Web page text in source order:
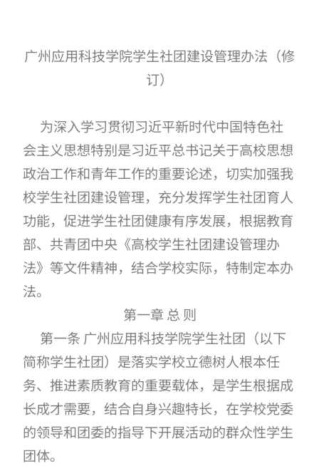
广州应用科技学院学生社团建设管理办法（修
订）
为深入学习贯彻习近平新时代中国特色社
会主义思想特别是习近平总书记关于高校思想
政治工作和青年工作的重要论述，切实加强我
校学生社团建设管理，充分发挥学生社团育人
功能，促进学生社团健康有序发展，根据教育
部、共青团中央《高校学生社团建设管理办
法》等文件精神，结合学校实际，特制定本办
法。
第一章 总 则
第一条 广州应用科技学院学生社团（以下
简称学生社团）是落实学校立德树人根本任
务、推进素质教育的重要载体，是学生根据成
长成才需要，结合自身兴趣特长，在学校党委
的领导和团委的指导下开展活动的群众性学生
团体。